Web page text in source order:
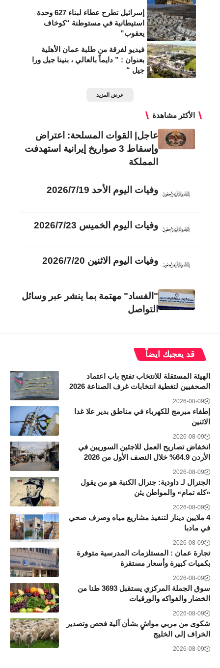
إسرائيل تطرح عطاء لبناء 627 وحدة
استيطانية في مستوطنة “كوخاف
يعقوب”
فيديو لفرقة من طلبة عمان الأهلية
بعنوان : ” دايماً بالعالي ، بنينا جيل ورا
جيل “
عرض المزيد
الأكثر مشاهدة
عاجل| القوات المسلحة: اعتراض
وإسقاط 3 صواريخ إيرانية استهدفت
المملكة
وفيات اليوم الأحد 2026/7/19
وفيات اليوم الخميس 2026/7/23
وفيات اليوم الاثنين 2026/7/20
"الفساد" مهتمة بما ينشر عبر وسائل
التواصل
قد يعجبك ايضاً
الهيئة المستقلة للانتخاب تفتح باب اعتماد
الصحفيين لتغطية انتخابات غرف الصناعة 2026
2026-08-09
إطفاء مبرمج للكهرباء في مناطق بدير علا غدا
الاثنين
2026-08-09
انخفاض تصاريح العمل للاجئين السوريين في
الأردن 64.9% خلال النصف الأول من 2026
2026-08-09
الجنرال لـ داودية: جنرال الكنبة هو من يقول
«كله تمام» والمواطن يئن
2026-08-09
4 ملايين دينار لتنفيذ مشاريع مياه وصرف صحي
في مادبا
2026-08-09
تجارة عمان : المستلزمات المدرسية متوفرة
بكميات كبيرة وأسعار مستقرة
2026-08-09
سوق الجملة المركزي يستقبل 3693 طنا من
الخضار والفواكه والورقيات
2026-08-09
شكوى من مربي مواشٍ بشأن آلية فحص وتصدير
الخراف إلى الخليج
2026-08-09